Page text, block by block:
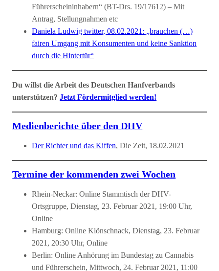
Führerscheininhabern“ (BT-Drs. 19/17612) – Mit
Antrag, Stellungnahmen etc
Daniela Ludwig twitter, 08.02.2021: „brauchen (…)
fairen Umgang mit Konsumenten und keine Sanktion
durch die Hintertür“
Du willst die Arbeit des Deutschen Hanfverbands
unterstützen?Jetzt Fördermitglied werden!
Medienberichte über den DHV
Der Richter und das Kiffen, Die Zeit, 18.02.2021
Termine der kommenden zwei Wochen
Rhein-Neckar: Online Stammtisch der DHV-
Ortsgruppe, Dienstag, 23. Februar 2021, 19:00 Uhr,
Online
Hamburg: Online Klönschnack, Dienstag, 23. Februar
2021, 20:30 Uhr, Online
Berlin: Online Anhörung im Bundestag zu Cannabis
und Führerschein, Mittwoch, 24. Februar 2021, 11:00